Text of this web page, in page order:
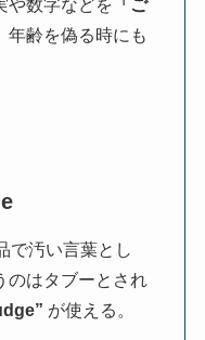
や数字などを 「ご
年齢を偽る時にも
で汚い言葉とし
のはタブーとされ
が使える。